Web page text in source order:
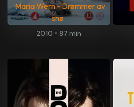
Maria Wern - Drømmer av
snø
2010 • 87 min